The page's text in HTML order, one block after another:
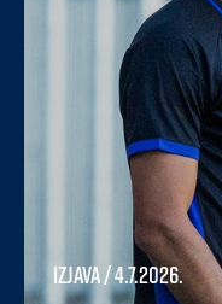
Izjava/ 4.7.2026.